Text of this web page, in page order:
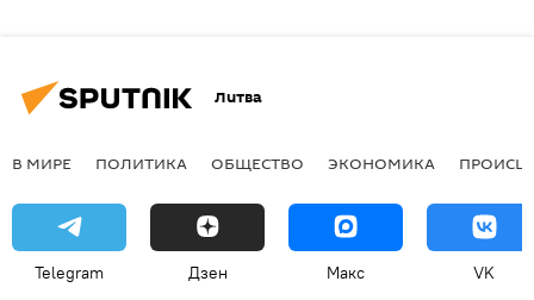
Литва
В МИРЕ ПОЛИТИКА ОБЩЕСТВО ЭКОНОМИКА
Telegram Дзен Макс VK